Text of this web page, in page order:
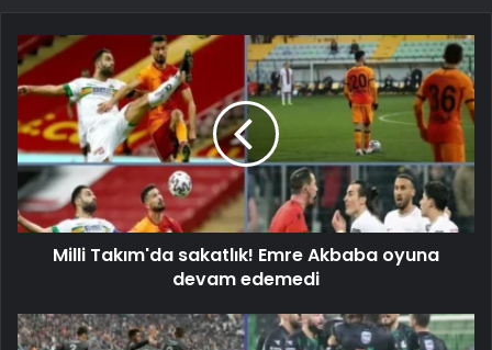
Milli Takım'da sakatlık! Emre Akbaba oyuna
devam edemedi